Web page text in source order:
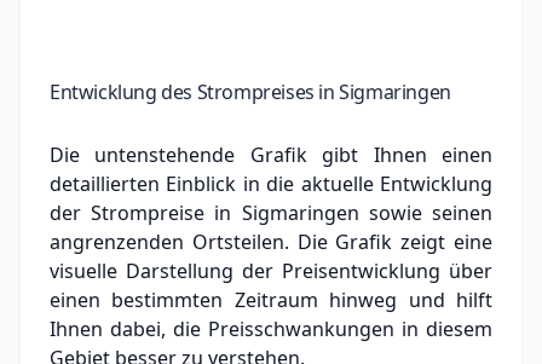
Entwicklung des Strompreises in Sigmaringen
Die untenstehende Grafik gibt Ihnen einen
detaillierten Einblick in die aktuelle Entwicklung
der Strompreise in Sigmaringen sowie seinen
angrenzenden Ortsteilen. Die Grafik zeigt eine
visuelle Darstellung der Preisentwicklung über
einen bestimmten Zeitraum hinweg und hilft
Ihnen dabei, die Preisschwankungen in diesem
Gebiet besser zu verstehen.